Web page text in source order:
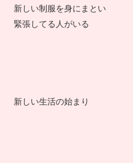
新しい制服を身にまとい
緊張してる人がいる
新しい生活の始まり